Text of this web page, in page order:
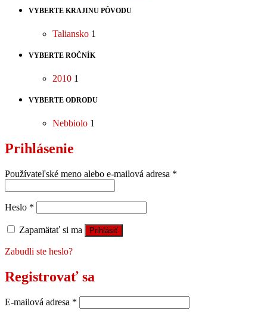
VYBERTE KRAJINU PÔVODU
Taliansko 1
VYBERTE ROČNÍK
2010 1
VYBERTE ODRODU
Nebbiolo 1
Prihlásenie
Používateľské meno alebo e-mailová adresa *
Heslo *
Zapamätať si ma Prihlásiť
Zabudli ste heslo?
Registrovať sa
E-mailová adresa *